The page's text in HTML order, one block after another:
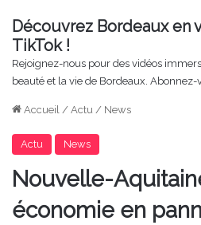
Découvrez Bordeaux en
TikTok !
Rejoignez-nous pour des vidéos
beauté et la vie de Bordeaux. Abonnez-
Accueil / Actu / News
Actu News
Nouvelle-
économie en